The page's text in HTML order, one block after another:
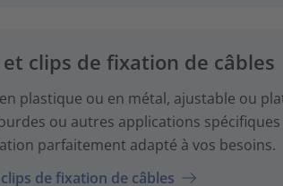
clips de fixation de câbles
plastique ou en métal, ajustable ou
ou autres applications
parfaitement adapté à vos besoins.
de fixation de câbles